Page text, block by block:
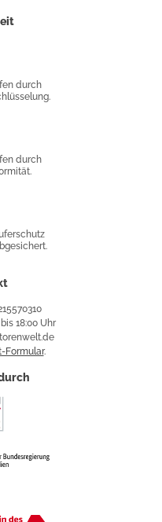
durch
durch
18:00 Uhr
Formular.